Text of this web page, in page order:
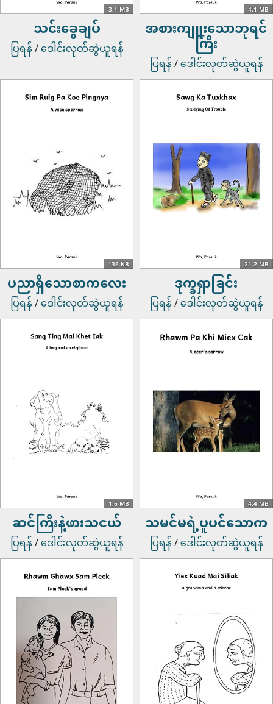
3.1 MB
သင်းခွေချပ်
ပြရန် /ဒေါင်းလုတ်ဆွဲယူရန်
4.1 MB
အစားကျူးသောဘုရင်
ကြီး
ပြရန် /ဒေါင်းလုတ်ဆွဲယူရန်
136 KB
ပညာရှိသောစာကလေး
ပြရန် /ဒေါင်းလုတ်ဆွဲယူရန်
21.2 MB
ဒုက္ခရှာခြင်း
ပြရန် /ဒေါင်းလုတ်ဆွဲယူရန်
1.6 MB
ဆင်ကြီးနဲ့ဖားသငယ်
ပြရန် /ဒေါင်းလုတ်ဆွဲယူရန်
4.4 MB
သမင်မရဲ့ပူပင်သောက
ပြရန် /ဒေါင်းလုတ်ဆွဲယူရန်